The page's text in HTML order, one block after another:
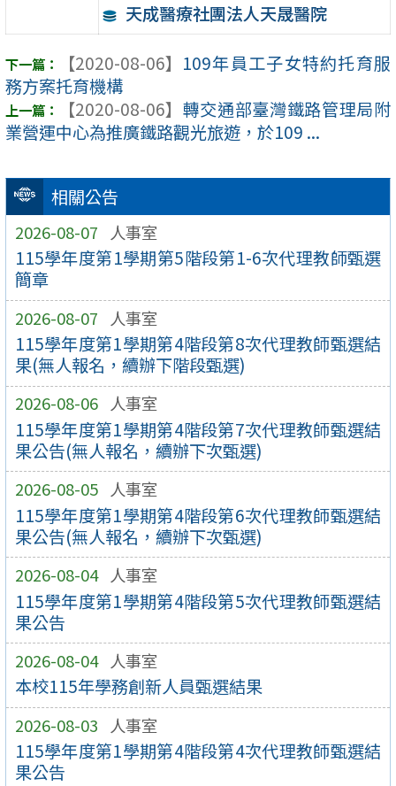
相關公告
2026-08-07 人事室
115學年度第1學期第5階段第1-6次代理教師甄選
簡章
2026-08-07 人事室
115學年度第1學期第4階段第8次代理教師甄選結
果(無人報名，續辦下階段甄選)
2026-08-06 人事室
115學年度第1學期第4階段第7次代理教師甄選結
果公告(無人報名，續辦下次甄選)
2026-08-05 人事室
115學年度第1學期第4階段第6次代理教師甄選結
果公告(無人報名，續辦下次甄選)
2026-08-04 人事室
115學年度第1學期第4階段第5次代理教師甄選結
果公告
2026-08-04 人事室
本校115年學務創新人員甄選結果
2026-08-03 人事室
115學年度第1學期第4階段第4次代理教師甄選結
果公告
天成醫療社團法人天晟醫院
【2020-08-06】 109年員工子女特約托育服
務方案托育機構
【2020-08-06】 轉交通部臺灣鐵路管理局附
業營運中心為推廣鐵路觀光旅遊，於109 ...